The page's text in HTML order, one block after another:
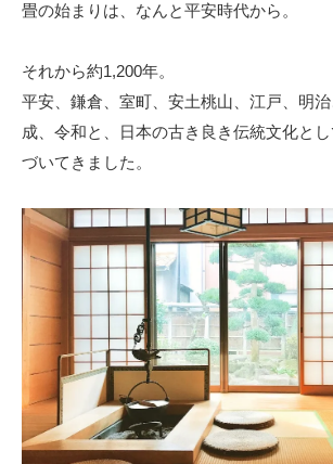
畳の始まりは、なんと平安時代から。
それから約1,200年。
平安、鎌倉、室町、安土桃山、江戸、明
成、令和と、日本の古き良き伝統文化と
づいてきました。